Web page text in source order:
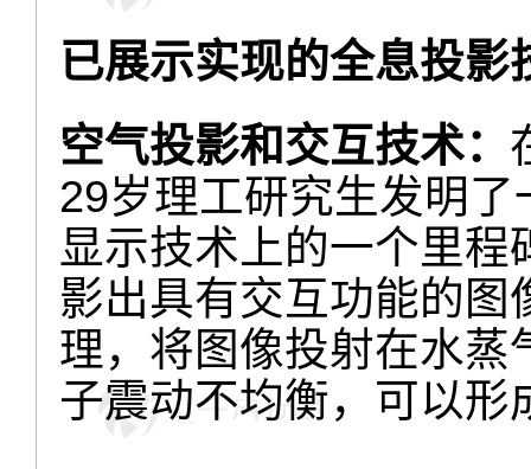
已展示实现的全息投
空气投影和交互技术：
29岁理工研究生发明
显示技术上的一个里
影出具有交互功能的图
理，将图像投射在水蒸
子震动不均衡，可以